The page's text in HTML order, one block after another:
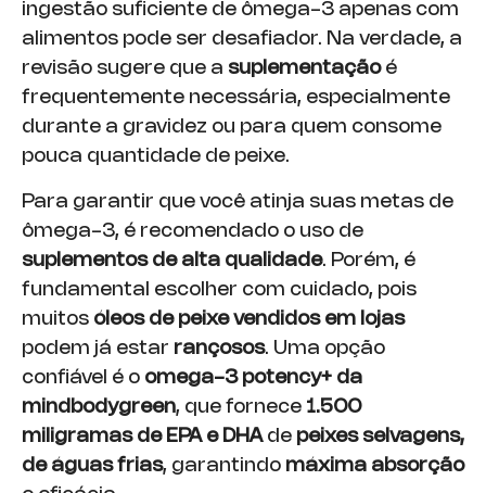
ingestão suficiente de ômega-3 apenas com
alimentos pode ser desafiador. Na verdade, a
revisão sugere que a suplementaçãoé
frequentemente necessária, especialmente
durante a gravidez ou para quem consome
pouca quantidade de peixe.
Para garantir que você atinja suas metas de
ômega-3, é recomendado o uso de
suplementos de alta qualidade. Porém, é
fundamental escolher com cuidado, pois
muitos óleos de peixe vendidos em lojas
podem já estar rançosos. Uma opção
confiável é o omega-3 potency+ da
mindbodygreen, que fornece 1.500
miligramas de EPA e DHAde peixes selvagens,
de águas frias, garantindo máxima absorção